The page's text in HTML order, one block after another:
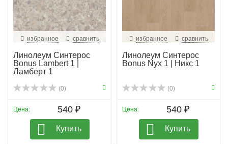
избранное сравнить
Линолеум Синтерос
Bonus Lambert 1 |
Ламберт 1
(0)
Цена: 540 ₽
Купить
избранное сравнить
Линолеум Синтерос
Bonus Nyx 1 | Никс 1
(0)
Цена: 540 ₽
Купить